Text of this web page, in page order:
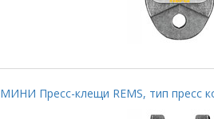
МИНИ Пресс-клещи REMS, тип пресс